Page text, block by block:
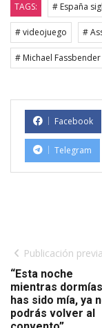
TAGS: # España
# videojuego #
# Michael Fassbender
Facebook
Telegram
Publicación previa
“Esta noche
mientras dormías
has sido mía, ya
podrás volver al